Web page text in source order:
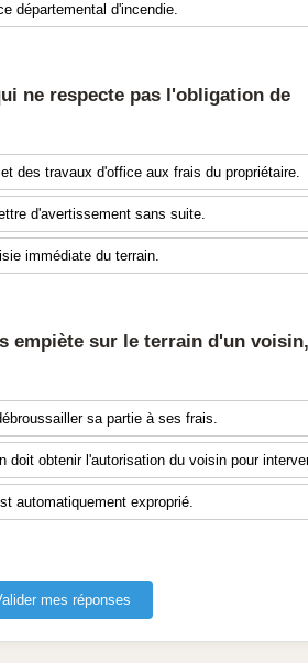
départemental d'incendie.
ne respecte pas l'obligation de
des travaux d'office aux frais du propriétaire.
d'avertissement sans suite.
immédiate du terrain.
empiète sur le terrain d'un
sa partie à ses frais.
doit obtenir l'autorisation du voisin pour
automatiquement exproprié.
mes réponses